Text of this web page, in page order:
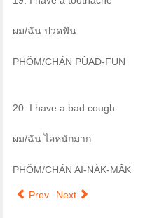
ผม/ฉัน ปวดฟัน
PHǑM/CHÁN PÙAD-FUN
20. I have a bad cough
ผม/ฉัน ไอหนักมาก
PHǑM/CHÁN AI-NÀK-MÂK
Prev Next